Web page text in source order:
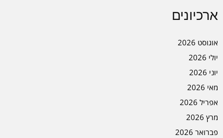
ארכיונים
אוגוסט 2026
יולי 2026
יוני 2026
מאי 2026
אפריל 2026
מרץ 2026
פברואר 2026